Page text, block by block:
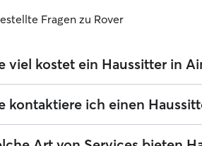
Fragen zu Rover
viel kostet ein Haussitter in
können ihre Preise bei Rover frei
2026 etwa 24 pro Nacht, einschließlich
Buchung an deine Bedürfnisse anpasst.
kontaktiere ich einen
du zum ersten Mal nach einem Haussitter